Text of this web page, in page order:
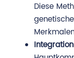
Diese